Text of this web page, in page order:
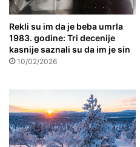
Rekli su im da je beba umrla
1983. godine: Tri decenije
kasnije saznali su da im je sin
10/02/2026